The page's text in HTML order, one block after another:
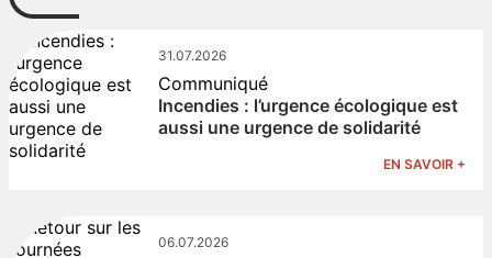
31.07.2026
Communiqué
Incendies : l’urgence écologique est
aussi une urgence de solidarité
EN SAVOIR +
06.07.2026